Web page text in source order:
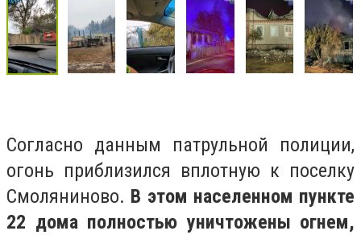
Согласно данным патрульной полиции,
огонь приблизился вплотную к поселку
Смоляниново. В этом населенном пункте
22 дома полностью уничтожены огнем,